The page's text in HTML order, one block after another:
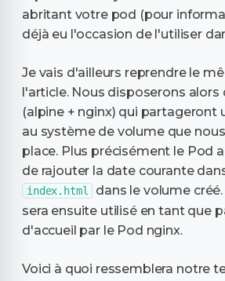
abritant votre pod (pour
déjà eu l'occasion de l'utiliser
Je vais d'ailleurs reprendre le
l'article. Nous disposerons alors
(alpine + nginx) qui partageront
au système de volume que
place. Plus précisément le Pod
de rajouter la date courante
index.html
dans le volume
sera ensuite utilisé en tant que
d'accueil par le Pod nginx.
Voici à quoi ressemblera notre